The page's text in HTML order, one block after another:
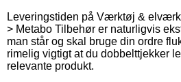
Leveringstiden på Værktøj &
> Metabo Tilbehør er naturligvis
man står og skal bruge din ordre
rimelig vigtigt at du dobbelttjekker
relevante produkt.